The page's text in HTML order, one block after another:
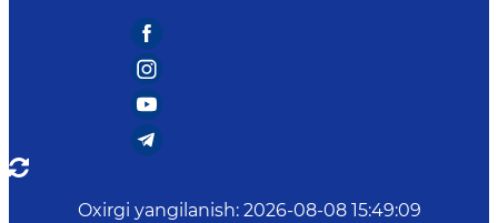
Oxirgi yangilanish: 2026-08-08 15:49:09